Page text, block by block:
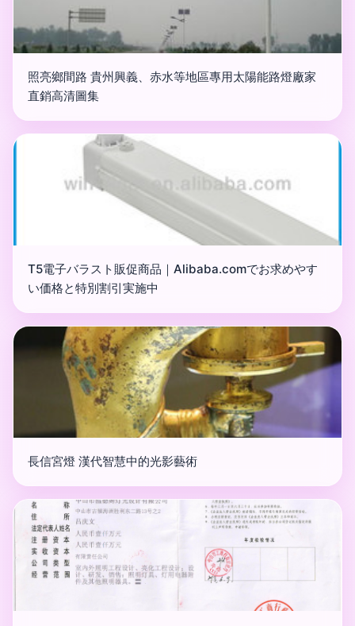
照亮鄉間路 貴州興義、赤水等地區專用太陽能路燈廠家
直銷高清圖集
T5電子バラスト販促商品｜Alibaba.comでお求めやす
い価格と特別割引実施中
長信宮燈 漢代智慧中的光影藝術